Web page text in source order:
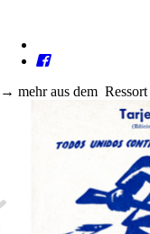
→ mehr aus dem Ressort